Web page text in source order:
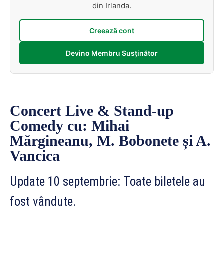
din Irlanda.
Creează cont
Devino Membru Susținător
Concert Live & Stand-up
Comedy cu: Mihai
Mărgineanu, M. Bobonete și A.
Vancica
Update 10 septembrie: Toate biletele au
fost vândute.